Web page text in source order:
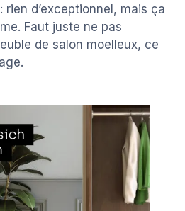
d’exceptionnel, mais ça
Faut juste ne pas
de salon moelleux, ce